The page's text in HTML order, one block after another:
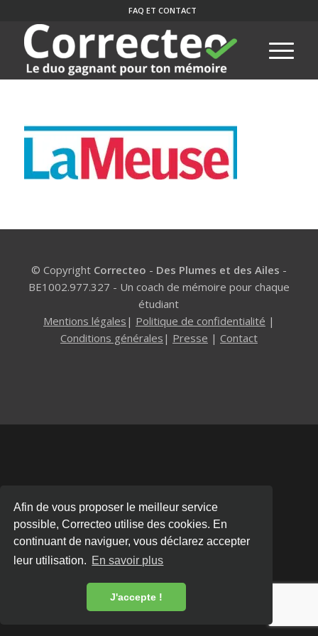
Afin de vous proposer le meilleur service
possible, Correcteo utilise des cookies. En
continuant de naviguer, vous déclarez accepter
leur utilisation. En savoir plus
J'accepte !
FAQ ET CONTACT
© Copyright Correcteo - Des Plumes et des Ailes -
BE1002.977.327 - Un coach de mémoire pour chaque
étudiant
Mentions légales | Politique de confidentialité |
Conditions générales | Presse | Contact